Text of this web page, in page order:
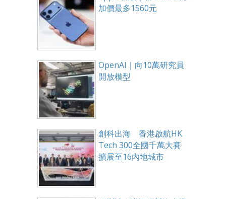
加價最多1560元
OpenAI｜向10萬研究員
開放模型
創科出海 香港啟航HK
Tech 300全國千萬大賽
擴展至16內地城市